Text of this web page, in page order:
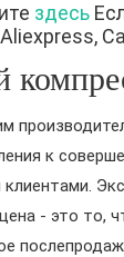
здесь
к
- это то,